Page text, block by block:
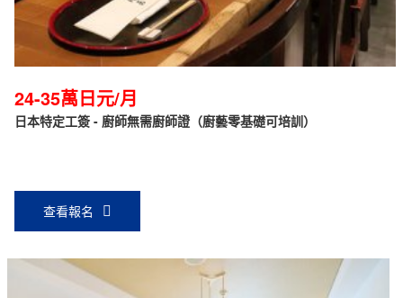
24-35萬日元/月
日本特定工簽 - 廚師無需廚師證（廚藝零基礎可培訓）
查看報名